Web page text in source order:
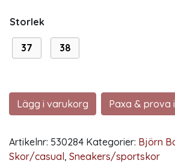
Storlek
37 38
Lägg i varukorg Paxa & prova
Artikelnr: 530284 Kategorier: Björn
Skor/casual, Sneakers/sportskor